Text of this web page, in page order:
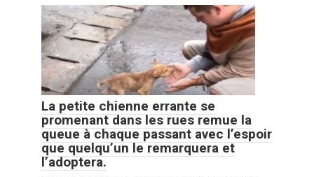
La petite chienne errante se
promenant dans les rues remue la
queue à chaque passant avec l’espoir
que quelqu’un le remarquera et
l’adoptera.